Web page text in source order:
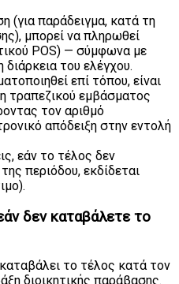
(για παράδειγμα, κατά τη
μπορεί να πληρωθεί
POS) — σύμφωνα με
του ελέγχου.
επί τόπου, είναι
τραπεζικού εμβάσματος
τον αριθμό
απόδειξη στην εντολή
εάν το τέλος δεν
περιόδου, εκδίδεται
δεν καταβάλετε το
το τέλος κατά τον
διοικητικής παράβασης.